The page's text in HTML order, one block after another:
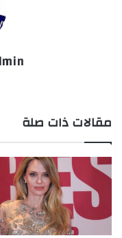
مقالات ذات صلة